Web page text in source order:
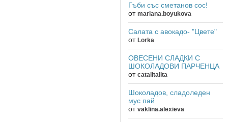
Гъби със сметанов сос!
от mariana.boyukova
Салата с авокадо- "Цвете"
от Lorka
ОВЕСЕНИ СЛАДКИ С
ШОКОЛАДОВИ ПАРЧЕНЦА
от catalitalita
Шоколадов, сладоледен
мус пай
от vaklina.alexieva